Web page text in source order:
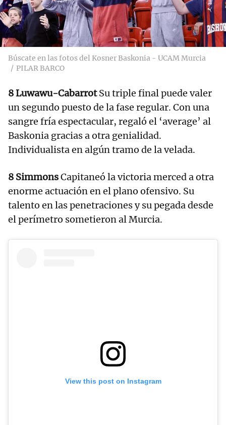
Búscate en las fotos del Kosner Baskonia - UCAM Murcia
PILAR BARCO
8 Luwawu-CabarrotSu triple final puede valer
un segundo puesto de la fase regular. Con una
sangre fría espectacular, regaló el ‘average’ al
Baskonia gracias a otra genialidad.
Individualista en algún tramo de la velada.
8 SimmonsCapitaneó la victoria merced a otra
enorme actuación en el plano ofensivo. Su
talento en las penetraciones y su pegada desde
el perímetro sometieron al Murcia.
View this post on Instagram